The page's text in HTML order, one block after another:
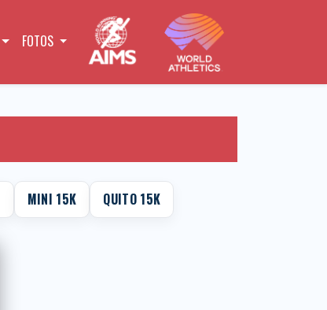
FOTOS
MINI 15K QUITO 15K